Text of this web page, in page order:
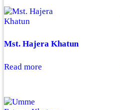
Mst. Hajera Khatun
Read more